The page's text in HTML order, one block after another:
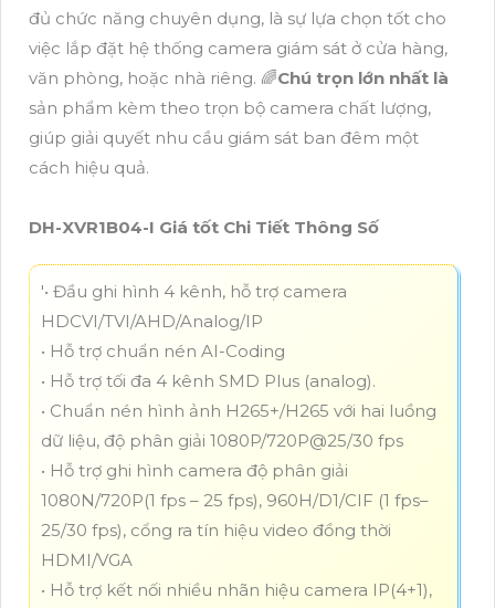
đủ chức năng chuyên dụng, là sự lựa chọn tốt cho
việc lắp đặt hệ thống camera giám sát ở cửa hàng,
văn phòng, hoặc nhà riêng. 🌈Chú trọn lớn nhất là
sản phẩm kèm theo trọn bộ camera chất lượng,
giúp giải quyết nhu cầu giám sát ban đêm một
cách hiệu quả.
DH-XVR1B04-I Giá tốt Chi Tiết Thông Số
'• Đầu ghi hình 4 kênh, hỗ trợ camera
HDCVI/TVI/AHD/Analog/IP
• Hỗ trợ chuẩn nén AI-Coding
• Hỗ trợ tối đa 4 kênh SMD Plus (analog).
• Chuẩn nén hình ảnh H265+/H265 với hai luồng
dữ liệu, độ phân giải 1080P/720P@25/30 fps
• Hỗ trợ ghi hình camera độ phân giải
1080N/720P(1 fps – 25 fps), 960H/D1/CIF (1 fps–
25/30 fps), cổng ra tín hiệu video đồng thời
HDMI/VGA
• Hỗ trợ kết nối nhiều nhãn hiệu camera IP(4+1),